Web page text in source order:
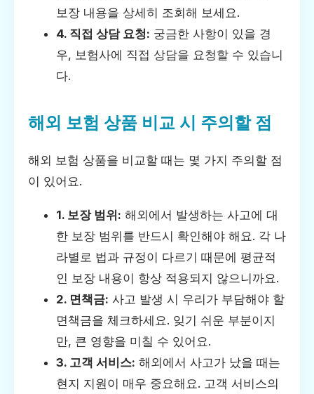
보장 내용을 상세히 조회해 보세요.
4. 직접 상담 요청: 궁금한 사항이 있을 경
우, 보험사에 직접 상담을 요청할 수 있습니
다.
해외 보험 상품 비교 시 주의할 점
해외 보험 상품을 비교할 때는 몇 가지 주의할 점
이 있어요.
1. 보장 범위: 해외에서 발생하는 사고에 대
한 보장 범위를 반드시 확인해야 해요. 각 나
라별로 법과 규정이 다르기 때문에 평균적
인 보장 내용이 항상 적용되지 않으니까요.
2. 면책금: 사고 발생 시 우리가 부담해야 할
면책금을 체크하세요. 잊기 쉬운 부분이지
만, 큰 영향을 미칠 수 있어요.
3. 고객 서비스: 해외에서 사고가 났을 때는
현지 지원이 매우 중요해요. 고객 서비스의